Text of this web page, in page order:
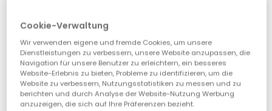
Cookie-Verwaltung
Wir verwenden eigene und fremde Cookies, um unsere
Dienstleistungen zu verbessern, unsere Website anzupassen, die
Navigation für unsere Benutzer zu erleichtern, ein besseres
Website-Erlebnis zu bieten, Probleme zu identifizieren, um die
Website zu verbessern, Nutzungsstatistiken zu messen und zu
berichten und durch Analyse der Website-Nutzung Werbung
anzuzeigen, die sich auf Ihre Präferenzen bezieht.